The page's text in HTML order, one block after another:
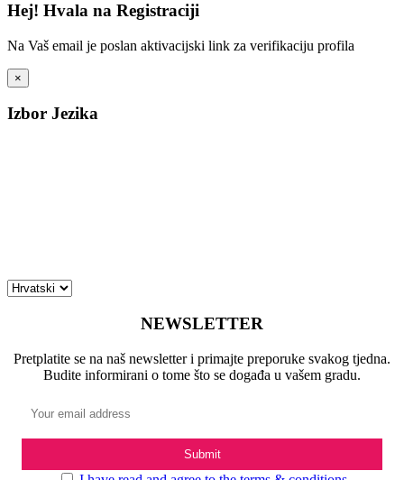
Hej! Hvala na Registraciji
Na Vaš email je poslan aktivacijski link za verifikaciju profila
×
Izbor Jezika
NEWSLETTER
Pretplatite se na naš newsletter i primajte preporuke svakog tjedna.
Budite informirani o tome što se događa u vašem gradu.